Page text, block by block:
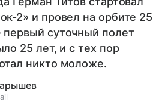
2» и провел на орбите 25
суточный полет
25 лет, и с тех пор
никто моложе.